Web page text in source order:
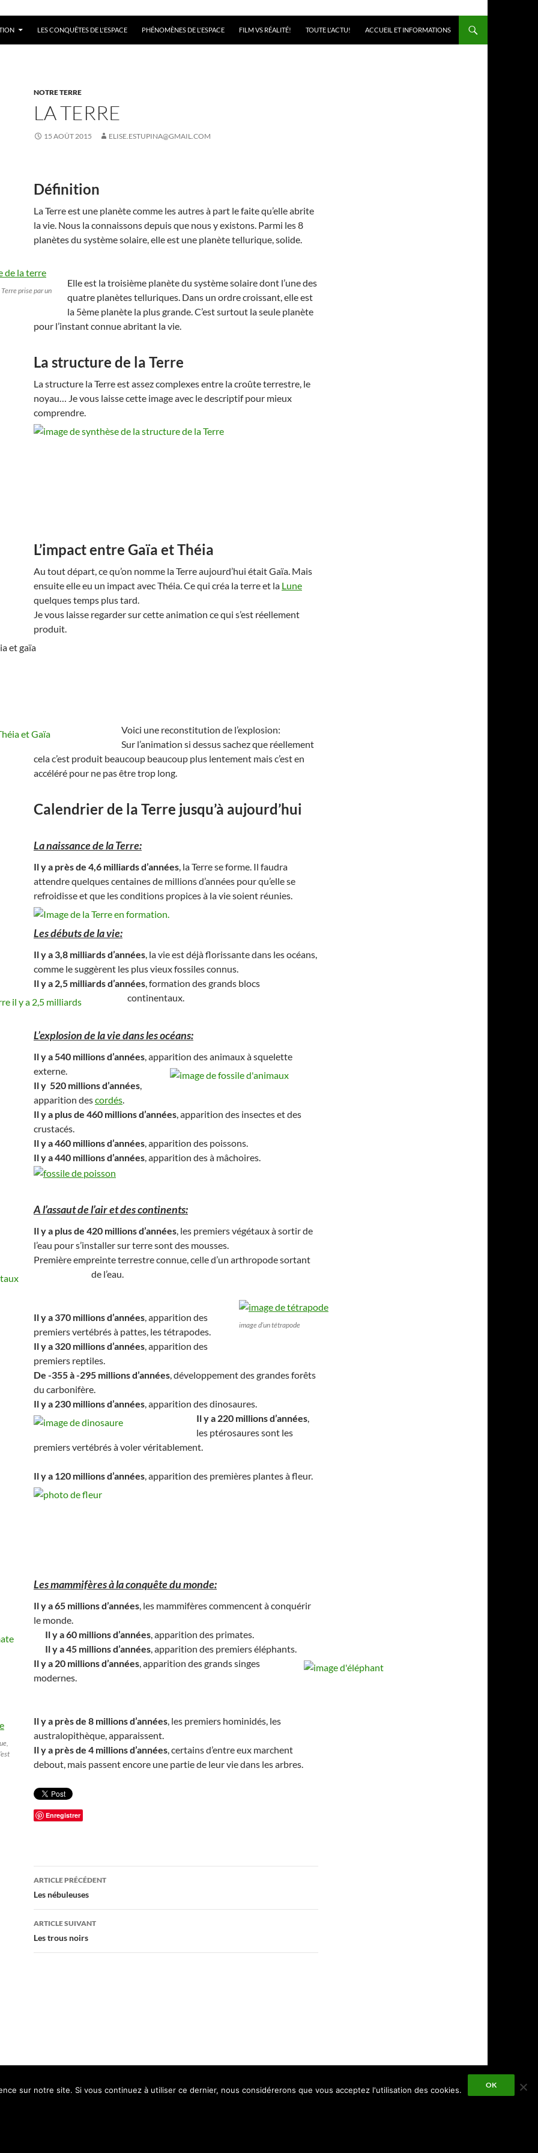
LES CONQUÊTES DE L'ESPACE PHÉNOMÈNES DE L'ESPACE FILM VS RÉALITÉ! TOUTE L'ACTU! ACCUEIL ET INFORMATIONS
NOTRE TERRE
LA TERRE
15 AOÛT 2015 ELISE.ESTUPINA@GMAIL.COM
Définition
La Terre est une planète comme les autres à part le faite qu’elle abrite
la vie. Nous la connaissons depuis que nous y existons. Parmi les 8
planètes du système solaire, elle est une planète tellurique, solide.
prise par un
Elle est la troisième planète du système solaire dont l’une des
quatre planètes telluriques. Dans un ordre croissant, elle est
la 5ème planète la plus grande. C’est surtout la seule planète
pour l’instant connue abritant la vie.
La structure de la Terre
La structure la Terre est assez complexes entre la croûte terrestre, le
noyau… Je vous laisse cette image avec le descriptif pour mieux
comprendre.
L’impact entre Gaïa et Théia
Au tout départ, ce qu’on nomme la Terre aujourd’hui était Gaïa. Mais
ensuite elle eu un impact avec Théia. Ce qui créa la terre et la Lune
quelques temps plus tard.
Je vous laisse regarder sur cette animation ce qui s’est réellement
produit.
Voici une reconstitution de l’explosion:
Sur l’animation si dessus sachez que réellement
cela c’est produit beaucoup beaucoup plus lentement mais c’est en
accéléré pour ne pas être trop long.
Calendrier de la Terre jusqu’à aujourd’hui
La naissance de la Terre:
Il y a près de 4,6 milliards d’années, la Terre se forme. Il faudra
attendre quelques centaines de millions d’années pour qu’elle se
refroidisse et que les conditions propices à la vie soient réunies.
Les débuts de la vie:
Il y a 3,8 milliards d’années, la vie est déjà florissante dans les océans,
comme le suggèrent les plus vieux fossiles connus.
Il y a 2,5 milliards d’années, formation des grands blocs
continentaux.
L’explosion de la vie dans les océans:
Il y a 540 millions d’années, apparition des animaux à squelette
externe.
Il y 520 millions d’années,
apparition descordés.
Il y a plus de 460 millions d’années, apparition des insectes et des
crustacés.
Il y a 460 millions d’années, apparition des poissons.
Il y a 440 millions d’années, apparition des à mâchoires.
A l’assaut de l’air et des continents:
Il y a plus de 420 millions d’années, les premiers végétaux à sortir de
l’eau pour s’installer sur terre sont des mousses.
Première empreinte terrestre connue, celle d’un arthropode sortant
de l’eau.
image d’un tétrapode
Il y a 370 millions d’années, apparition des
premiers vertébrés à pattes, les tétrapodes.
Il y a 320 millions d’années, apparition des
premiers reptiles.
De -355 à -295 millions d’années, développement des grandes forêts
du carbonifère.
Il y a 230 millions d’années, apparition des dinosaures.
Il y a 220 millions d’années,
les ptérosaures sont les
premiers vertébrés à voler véritablement.
Il y a 120 millions d’années, apparition des premières plantes à fleur.
Les mammifères à la conquête du monde:
Il y a 65 millions d’années, les mammifères commencent à conquérir
le monde.
Il y a 60 millions d’années, apparition des primates.
Il y a 45 millions d’années, apparition des premiers éléphants.
Il y a 20 millions d’années, apparition des grands singes
modernes.
Il y a près de 8 millions d’années, les premiers hominidés, les
australopithèque, apparaissent.
Il y a près de 4 millions d’années, certains d’entre eux marchent
debout, mais passent encore une partie de leur vie dans les arbres.
Enregistrer
Navigation
des
articles
ARTICLE PRÉCÉDENT
Les nébuleuses
ARTICLE SUIVANT
Les trous noirs
sur notre site. Si vous continuez à utiliser ce dernier, nous considérerons que vous acceptez l'utilisation des cookies.
OK